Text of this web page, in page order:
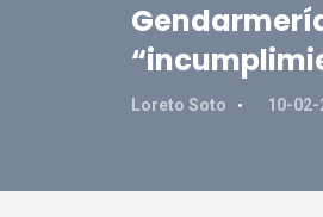
Loreto Soto 10-02-